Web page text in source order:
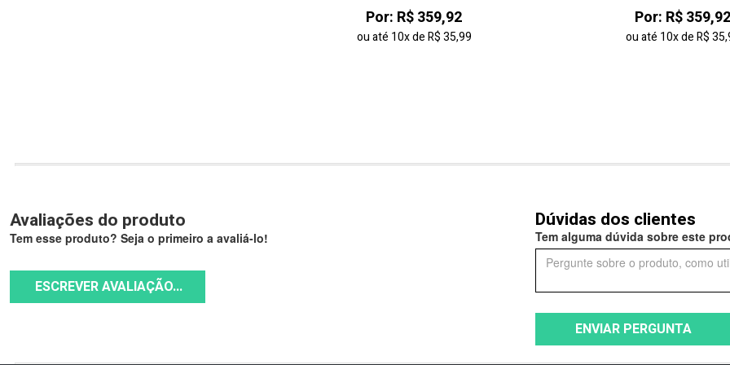
Por: R$ 359,92
ou até 10xdeR$ 35,99
Por: R$ 359,92
ou até 10xdeR$
Avaliações do produto
Tem esse produto? Seja o primeiro a avaliá-lo!
ESCREVER AVALIAÇÃO...
Dúvidas dos clientes
Tem alguma dúvida sobre este
ENVIAR PERGUNTA